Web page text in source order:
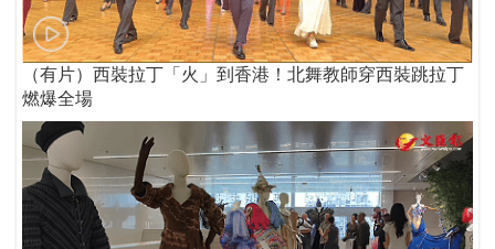
（有片）西裝拉丁「火」到香港！北舞教師穿西裝跳拉丁
燃爆全場